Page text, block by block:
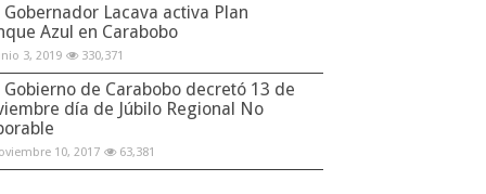
Gobernador Lacava activa Plan
Azul en Carabobo
3, 2019 330,371
Gobierno de Carabobo decretó 13 de
día de Júbilo Regional No
10, 2017 63,381